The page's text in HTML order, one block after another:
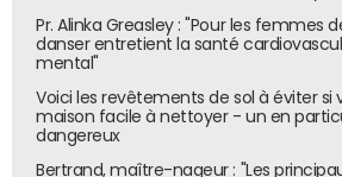
Pr. Alinka Greasley : "Pour les femmes
danser entretient la santé
mental"
Voici les revêtements de sol à éviter si
maison facile à nettoyer - un en
dangereux
Bertrand, maître-nageur : "Les